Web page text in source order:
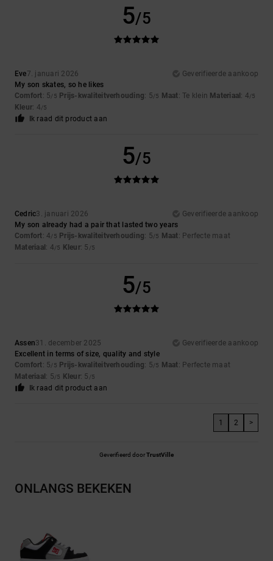
5/5
Eve7. januari 2026
Geverifieerde aankoop
My son skates, so he likes
Comfort: 5/5 Prijs-kwaliteitverhouding: 5/5 Maat: Te klein Materiaal : 4/5
Kleur: 4/5
Ik raad dit product aan
5/5
Cedric3. januari 2026
Geverifieerde aankoop
My son already had a pair that lasted two years
Comfort: 4/5 Prijs-kwaliteitverhouding: 5/5 Maat: Perfecte maat
Materiaal : 4/5 Kleur: 5 /5
5/5
Assen31. december 2025
Geverifieerde aankoop
Excellent in terms of size, quality and style
Comfort: 5/5 Prijs-kwaliteitverhouding: 5/5 Maat: Perfecte maat
Materiaal : 5/5 Kleur: 5 /5
Ik raad dit product aan
1 2 >
Geverifieerd doorTrustVille
ONLANGS BEKEKEN